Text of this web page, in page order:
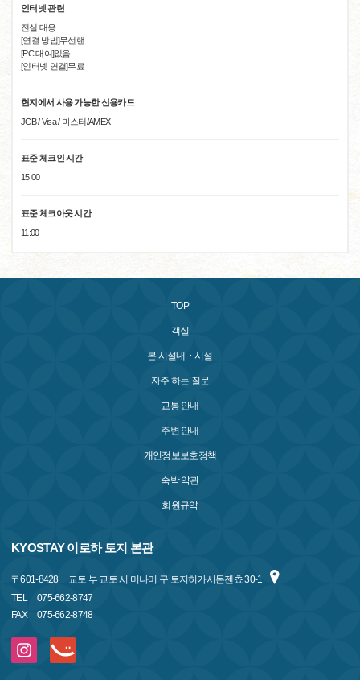
인터넷 관련
전실 대응
[연결 방법]무선랜
[PC 대여]없음
[인터넷 연결]무료
현지에서 사용 가능한 신용카드
JCB / Visa / 마스터/AMEX
표준 체크인 시간
15:00
표준 체크아웃 시간
11:00
TOP
객실
본 시설내・시설
자주 하는 질문
교통 안내
주변 안내
개인정보보호정책
숙박 약관
회원규약
KYOSTAY 이로하 토지 본관
〒601-8428
교토 부 교토 시 미나미 구 토지히가시몬젠쵸 30-1
TEL
075-662-8747
FAX
075-662-8748